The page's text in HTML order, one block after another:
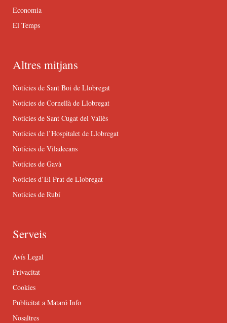
Economia
El Temps
Altres mitjans
Notícies de Sant Boi de Llobregat
Notícies de Cornellà de Llobregat
Notícies de Sant Cugat del Vallès
Notícies de l’Hospitalet de Llobregat
Notícies de Viladecans
Notícies de Gavà
Notícies d’El Prat de Llobregat
Notícies de Rubí
Serveis
Avís Legal
Privacitat
Cookies
Publicitat a Mataró Info
Nosaltres